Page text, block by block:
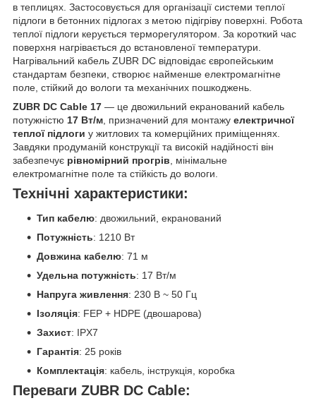
в теплицях. Застосовується для організації системи теплої
підлоги в бетонних підлогах з метою підігріву поверхні. Робота
теплої підлоги керується терморегулятором. За короткий час
поверхня нагрівається до встановленої температури.
Нагрівальний кабель ZUBR DC відповідає європейським
стандартам безпеки, створює найменше електромагнітне
поле, стійкий до вологи та механічних пошкоджень.
ZUBR DC Cable 17 — це двожильний екранований кабель
потужністю 17 Вт/м , призначений для монтажу електричної
теплої підлоги у житлових та комерційних приміщеннях.
Завдяки продуманій конструкції та високій надійності він
забезпечує рівномірний прогрів , мінімальне
електромагнітне поле та стійкість до вологи.
Технічні характеристики:
Тип кабелю: двожильний, екранований
Потужність: 1210 Вт
Довжина кабелю: 71 м
Удельна потужність: 17 Вт/м
Напруга живлення: 230 В ~ 50 Гц
Ізоляція: FEP + HDPE (двошарова)
Захист: IPX7
Гарантія: 25 років
Комплектація: кабель, інструкція, коробка
Переваги ZUBR DC Cable: